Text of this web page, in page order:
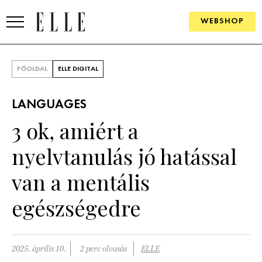
WEBSHOP
SZÉPSÉG
KULTÚRA
PSZICHÉ
PÁRKAPCSOLAT
FŐOLDAL ELLE DIGITAL
LANGUAGES
3 ok, amiért a
nyelvtanulás jó hatással
van a mentális
egészségedre
2025. április 10. 2 perc olvasás ELLE